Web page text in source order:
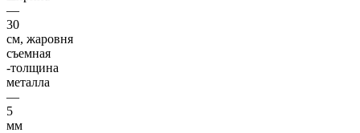
―
30
см, жаровня
съемная
-толщина
металла
―
5
мм